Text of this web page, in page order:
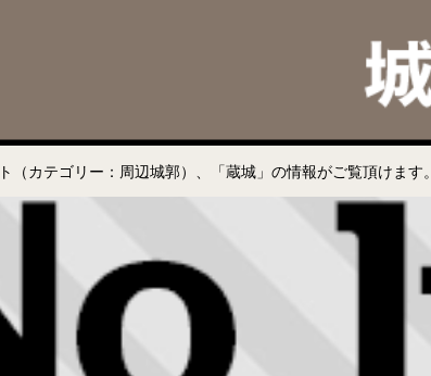
（カテゴリー：周辺城郭）、「蔵城」の情報がご覧頂けます。